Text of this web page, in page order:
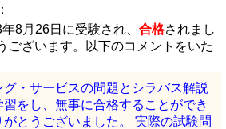
8月26日に受験され、 合格されまし
ございます。以下のコメントをいた
グ・サービスの問題とシラバス解説
をし、無事に合格することができ
がとうございました。 実際の試験問